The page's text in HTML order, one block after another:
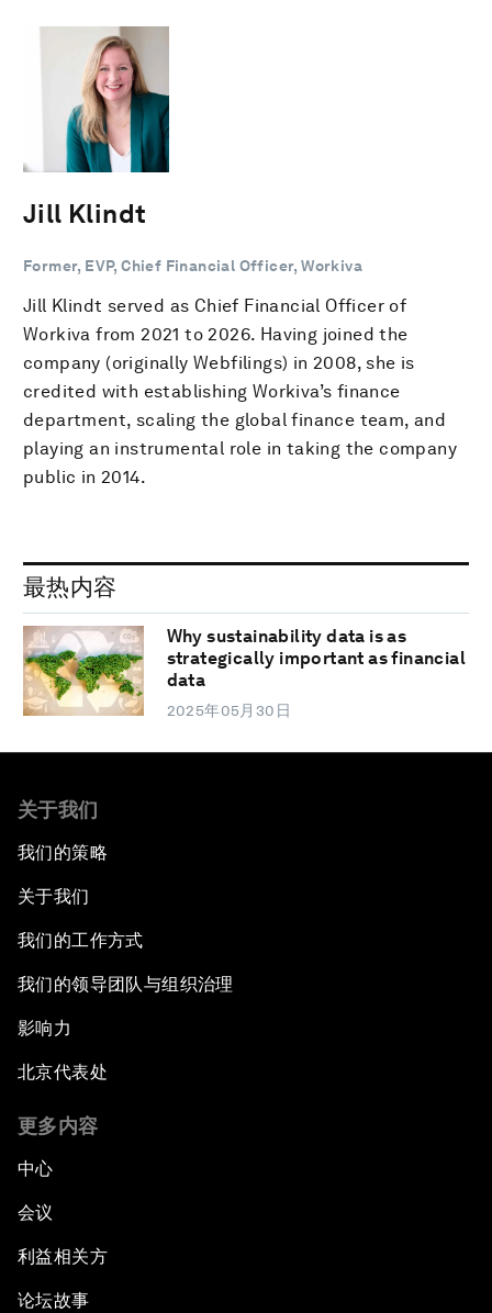
Jill Klindt
Former, EVP, Chief Financial Officer, Workiva
Jill Klindt served as Chief Financial Officer of
Workiva from 2021 to 2026. Having joined the
company (originally Webfilings) in 2008, she is
credited with establishing Workiva’s finance
department, scaling the global finance team, and
playing an instrumental role in taking the company
public in 2014.
最热内容
Why sustainability data is as
strategically important as financial
data
2025年05月30日
关于我们
我们的策略
关于我们
我们的工作方式
我们的领导团队与组织治理
影响力
北京代表处
更多内容
中心
会议
利益相关方
论坛故事